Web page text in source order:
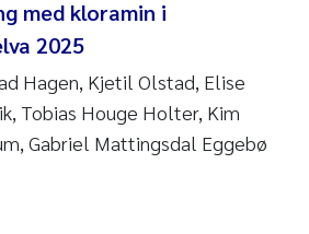
Bratsberg
Røed
med kloramin i
2025
Hagen, Kjetil Olstad, Elise
Tobias Houge Holter, Kim
Gabriel Mattingsdal Eggebø